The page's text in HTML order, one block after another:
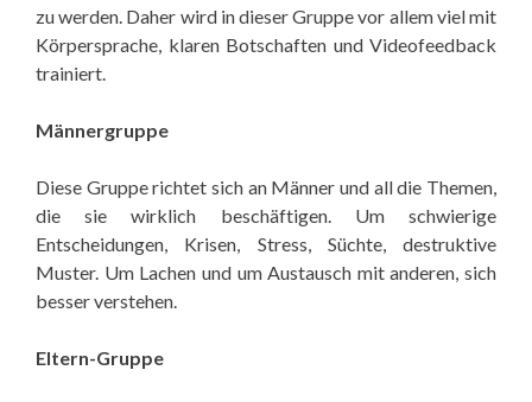
zu werden. Daher wird in dieser Gruppe vor allem viel mit
Körpersprache, klaren Botschaften und Videofeedback
trainiert.
Männergruppe
Diese Gruppe richtet sich an Männer und all die Themen,
die sie wirklich beschäftigen. Um schwierige
Entscheidungen, Krisen, Stress, Süchte, destruktive
Muster. Um Lachen und um Austausch mit anderen, sich
besser verstehen.
Eltern-Gruppe